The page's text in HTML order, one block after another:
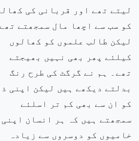
لیتے تھے اور قربانی کی
کو سب سے اچھا مال سمجھتے تھے
لیکن طالب علموں کو کھالوں
کیلئے پھر بھی نہیں بھیجتے
تھے۔ ہم نے گرگٹ کی طرح رنگ
بدلتے دیکھے ہیں لیکن اپنی
کو ان سے بھی کم تر اسلئے
سمجھتے ہیں کہ ہر انسان اپنی
خامیوں کو دوسروں سے زیادہ